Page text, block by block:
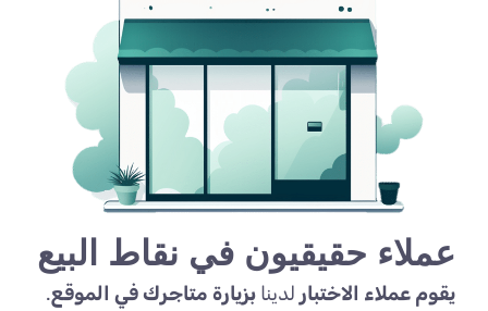
عملاء حقيقيون في نقاط البيع
يقوم عملاء الاختبار لدينا بزيارة متاجرك في الموقع.